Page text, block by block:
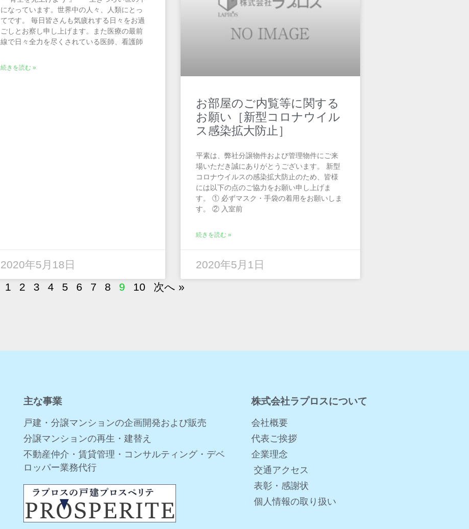
になっています。世界中の人々、人類にとっ
てです。 毎日皆さんも気疲れする日々をお過
ごしとお察し申し上げます。また医療の最前
線で日々全力を尽くされている医師、看護師
続きを読む »
2020年5月18日
お部屋のご内覧等に関する
お願い［新型コロナウイル
ス感染拡大防止］
平素は、弊社分譲物件および管理物件にご来
場いただき誠にありがとうございます。 新型
コロナウイルスの感染拡大防止のため、皆様
には以下の点のご協力をお願い申し上げま
す。 ① 必ずマスク・手袋の着用をお願いしま
す。 ② 入室前
続きを読む »
2020年5月1日
1 2 3 4 5 6 7 8 9 10 次へ »
主な事業
戸建・分譲マンションの企画開発および販売
分譲マンションの再生・建替え
不動産仲介・賃貸管理・コンサルティング・デベ
ロッパー業務代行
株式会社ラプロスについて
会社概要
代表ご挨拶
企業理念
交通アクセス
表彰・感謝状
個人情報の取り扱い